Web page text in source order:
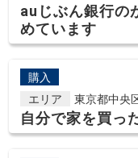
auじぶん銀行の
めています
購入
エリア
東京都中央
自分で家を買っ